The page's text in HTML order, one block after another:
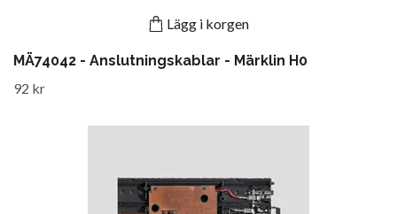
Lägg i korgen
MÄ74042 - Anslutningskablar - Märklin H0
92 kr